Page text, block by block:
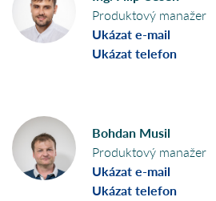
Produktový manažer
Ukázat e-mail
Ukázat telefon
Bohdan Musil
Produktový manažer
Ukázat e-mail
Ukázat telefon